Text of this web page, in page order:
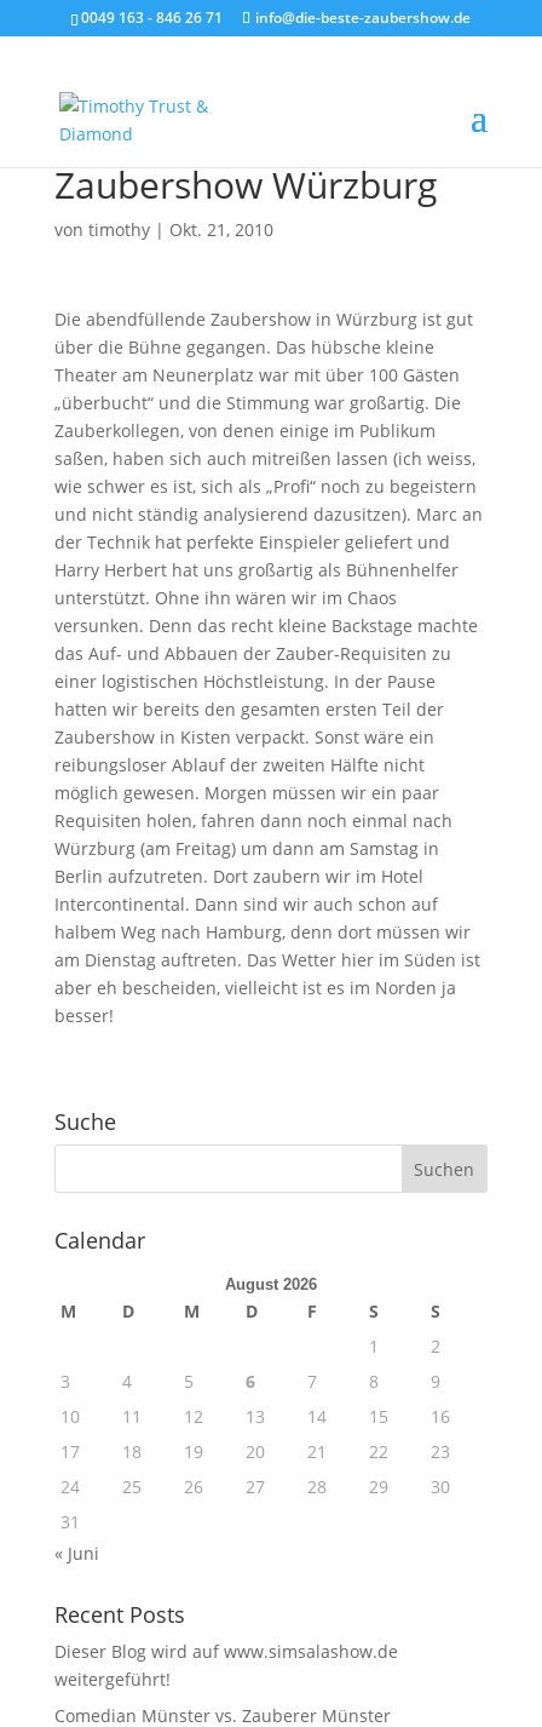
0049 163 - 846 26 71 info@die-beste-zaubershow.de
Zaubershow Würzburg
von timothy| Okt. 21, 2010
Die abendfüllende Zaubershow in Würzburg ist gut
über die Bühne gegangen. Das hübsche kleine
Theater am Neunerplatz war mit über 100 Gästen
„überbucht“ und die Stimmung war großartig. Die
Zauberkollegen, von denen einige im Publikum
saßen, haben sich auch mitreißen lassen (ich weiss,
wie schwer es ist, sich als „Profi“ noch zu begeistern
und nicht ständig analysierend dazusitzen). Marc an
der Technik hat perfekte Einspieler geliefert und
Harry Herbert hat uns großartig als Bühnenhelfer
unterstützt. Ohne ihn wären wir im Chaos
versunken. Denn das recht kleine Backstage machte
das Auf- und Abbauen der Zauber-Requisiten zu
einer logistischen Höchstleistung. In der Pause
hatten wir bereits den gesamten ersten Teil der
Zaubershow in Kisten verpackt. Sonst wäre ein
reibungsloser Ablauf der zweiten Hälfte nicht
möglich gewesen. Morgen müssen wir ein paar
Requisiten holen, fahren dann noch einmal nach
Würzburg (am Freitag) um dann am Samstag in
Berlin aufzutreten. Dort zaubern wir im Hotel
Intercontinental. Dann sind wir auch schon auf
halbem Weg nach Hamburg, denn dort müssen wir
am Dienstag auftreten. Das Wetter hier im Süden ist
aber eh bescheiden, vielleicht ist es im Norden ja
besser!
Suche
Calendar
August 2026
M D M D F S
S
1
2
3
4 5 6 7 8
9
10
11 12 13 14 15
16
17
18 19 20 21 22
23
24
25 26 27 28 29
30
31
« Juni
Recent Posts
Dieser Blog wird auf www.simsalashow.de
weitergeführt!
Comedian Münster vs. Zauberer Münster